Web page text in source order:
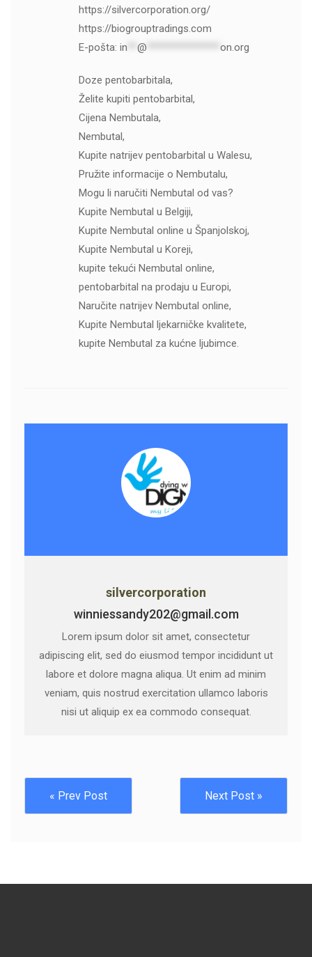
https://silvercorporation.org/
https://biogrouptradings.com
E-pošta: in @ on.org
Doze pentobarbitala,
Želite kupiti pentobarbital,
Cijena Nembutala,
Nembutal,
Kupite natrijev pentobarbital u Walesu,
Pružite informacije o Nembutalu,
Mogu li naručiti Nembutal od vas?
Kupite Nembutal u Belgiji,
Kupite Nembutal online u Španjolskoj,
Kupite Nembutal u Koreji,
kupite tekući Nembutal online,
pentobarbital na prodaju u Europi,
Naručite natrijev Nembutal online,
Kupite Nembutal ljekarničke kvalitete,
kupite Nembutal za kućne ljubimce.
silvercorporation
winniessandy202@gmail.com
Lorem ipsum dolor sit amet, consectetur
adipiscing elit, sed do eiusmod tempor incididunt ut
labore et dolore magna aliqua. Ut enim ad minim
veniam, quis nostrud exercitation ullamco laboris
nisi ut aliquip ex ea commodo consequat.
« Prev Post Next Post »